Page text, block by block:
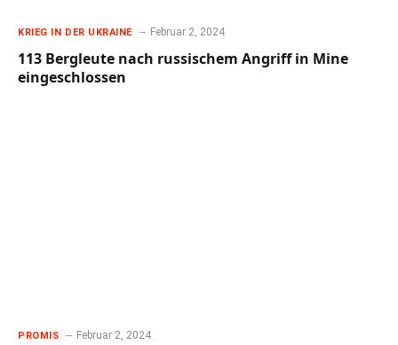
KRIEG IN DER UKRAINE Februar 2, 2024
113 Bergleute nach russischem Angriff in Mine
eingeschlossen
PROMIS Februar 2, 2024